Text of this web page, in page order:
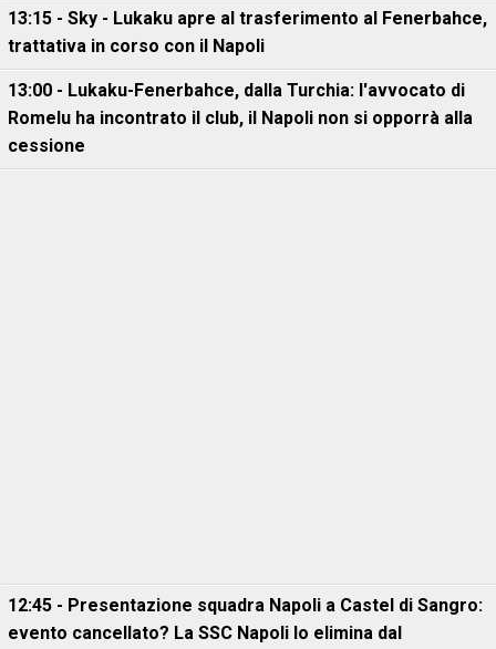
13:15 - Sky - Lukaku apre al trasferimento al Fenerbahce,
trattativa in corso con il Napoli
13:00 - Lukaku-Fenerbahce, dalla Turchia: l'avvocato di
Romelu ha incontrato il club, il Napoli non si opporrà alla
cessione
12:45 - Presentazione squadra Napoli a Castel di Sangro:
evento cancellato? La SSC Napoli lo elimina dal